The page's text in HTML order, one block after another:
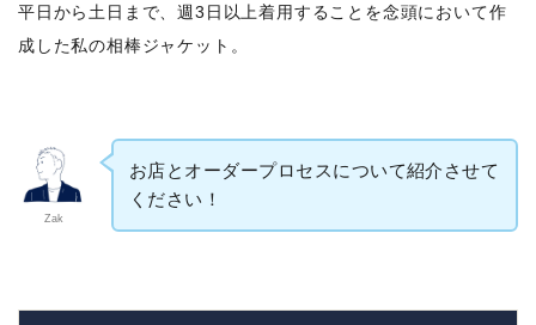
平日から土日まで、週3日以上着用することを念頭において作
成した私の相棒ジャケット。
Zak
お店とオーダープロセスについて紹介させて
ください！